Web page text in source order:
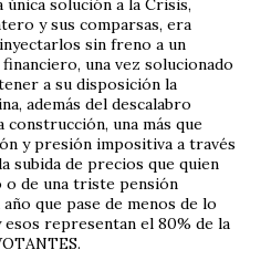
única solución a la Crisis,
y sus comparsas, era
sin freno a un
una vez solucionado
a su disposición la
además del descalabro
construcción, una más que
y presión impositiva a través
subida de precios que quien
o de una triste pensión
que pase de menos de lo
representan el 80% de la